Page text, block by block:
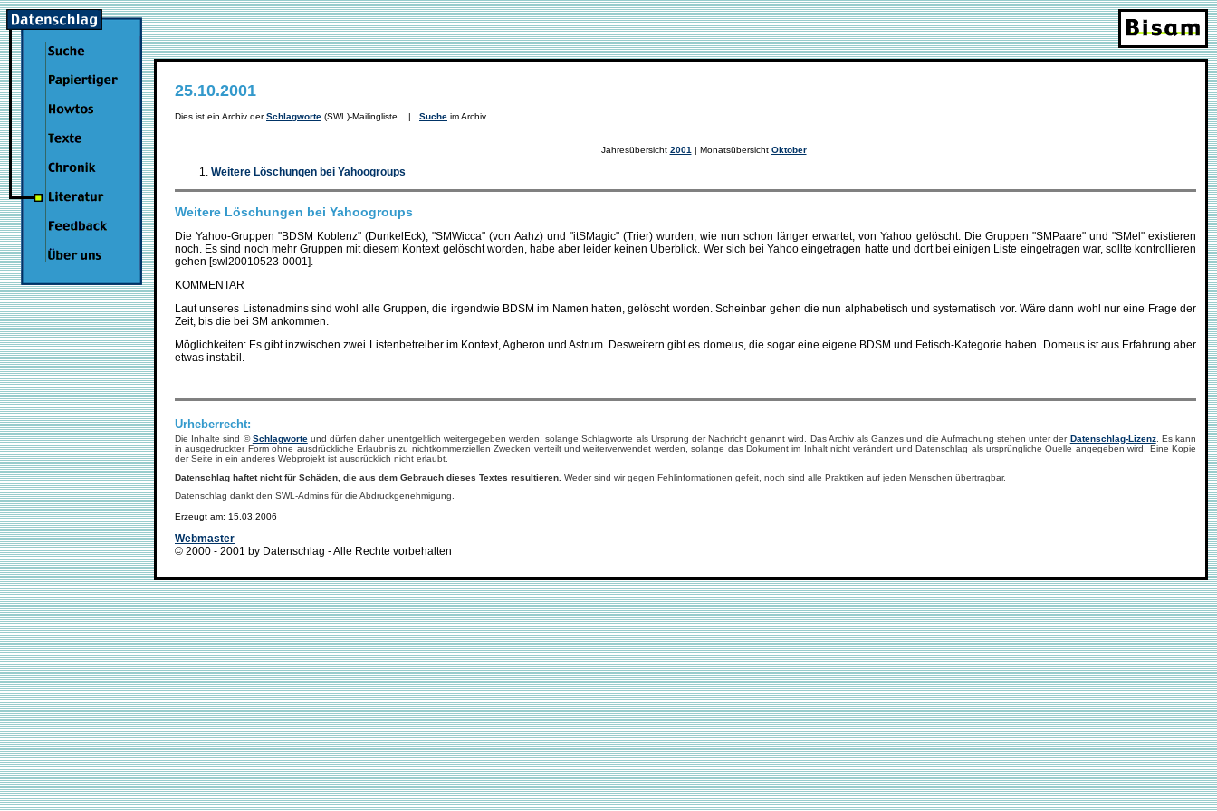
25.10.2001
Dies ist ein Archiv derSchlagworte (SWL)-Mailingliste. | Suche im Archiv.
Jahresübersicht 2001 | Monatsübersicht Oktober
Weitere Löschungen bei Yahoogroups
Weitere Löschungen bei Yahoogroups
Die Yahoo-Gruppen "BDSM Koblenz" (DunkelEck), "SMWicca" (von Aahz) und "itSMagic" (Trier) wurden, wie nun schon länger erwartet, von Yahoo gelöscht. Die Gruppen "SMPaare" und "SMel" existieren
noch. Es sind noch mehr Gruppen mit diesem Kontext gelöscht worden, habe aber leider keinen Überblick. Wer sich bei Yahoo eingetragen hatte und dort bei einigen Liste eingetragen war, sollte kontrollieren
gehen [swl20010523-0001].
KOMMENTAR
Laut unseres Listenadmins sind wohl alle Gruppen, die irgendwie BDSM im Namen hatten, gelöscht worden. Scheinbar gehen die nun alphabetisch und systematisch vor. Wäre dann wohl nur eine Frage der
Zeit, bis die bei SM ankommen.
Möglichkeiten: Es gibt inzwischen zwei Listenbetreiber im Kontext, Agheron und Astrum. Desweitern gibt es domeus, die sogar eine eigene BDSM und Fetisch-Kategorie haben. Domeus ist aus Erfahrung aber
etwas instabil.
Urheberrecht:
Die Inhalte sind ©Schlagworteund dürfen daher unentgeltlich weitergegeben werden, solange Schlagworte als Ursprung der Nachricht genannt wird. Das Archiv als Ganzes und die Aufmachung stehen unter der Datenschlag-Lizenz. Es kann
in ausgedruckter Form ohne ausdrückliche Erlaubnis zu nichtkommerziellen Zwecken verteilt und weiterverwendet werden, solange das Dokument im Inhalt nicht verändert und Datenschlag als ursprüngliche Quelle angegeben wird. Eine Kopie
der Seite in ein anderes Webprojekt ist ausdrücklich nicht erlaubt.
Datenschlag haftet nicht für Schäden, die aus dem Gebrauch dieses Textes resultieren. Weder sind wir gegen Fehlinformationen gefeit, noch sind alle Praktiken auf jeden Menschen übertragbar.
Datenschlag dankt den SWL-Admins für die Abdruckgenehmigung.
Erzeugt am: 15.03.2006
Webmaster
© 2000 - 2001 by Datenschlag - Alle Rechte vorbehalten